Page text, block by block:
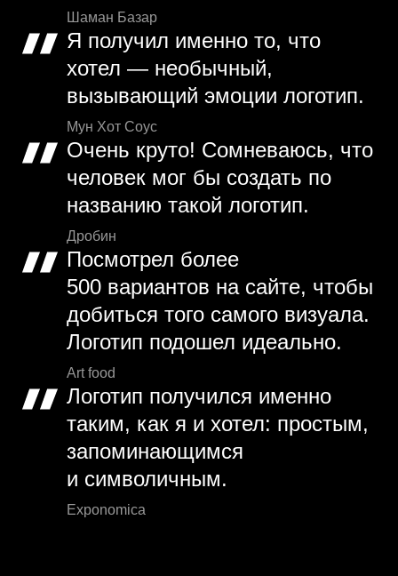
Шаман Базар
Я получил именно то, что
хотел — необычный,
вызывающий эмоции логотип.
Мун Хот Соус
Очень круто! Сомневаюсь, что
человек мог бы создать по
названию такой логотип.
Дробин
Посмотрел более
500 вариантов на сайте, чтобы
добиться того самого визуала.
Логотип подошел идеально.
Art food
Логотип получился именно
таким, как я и хотел: простым,
запоминающимся
и символичным.
Exponomica